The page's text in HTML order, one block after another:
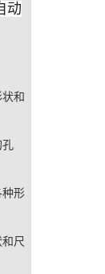
动
和
孔
种形
尺